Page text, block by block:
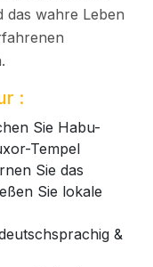
das wahre Leben
:
Sie Habu-
Tempel
Sie das
Sie lokale
&